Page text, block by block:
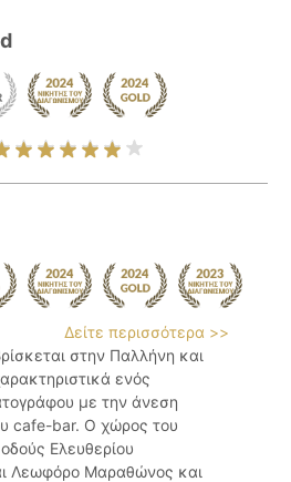
Δείτε περισσότερα >>
στην Παλλήνη και
ενός
με την άνεση
cafe-bar. Ο χώρος του
Ελευθερίου
Λεωφόρο Μαραθώνος και